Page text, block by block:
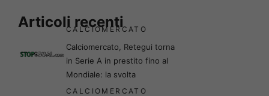
Articoli recenti
CALCIOMERCATO
Calciomercato, Retegui torna
in Serie A in prestito fino al
Mondiale: la svolta
CALCIOMERCATO